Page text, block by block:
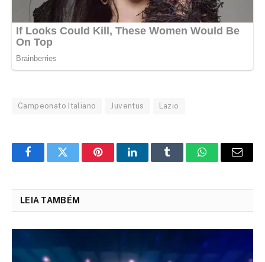
Campeonato Italiano Juventus Lazio
FacebookTwitter PinterestLinkedInTumblr WhatsAppEmail
LEIA TAMBÉM